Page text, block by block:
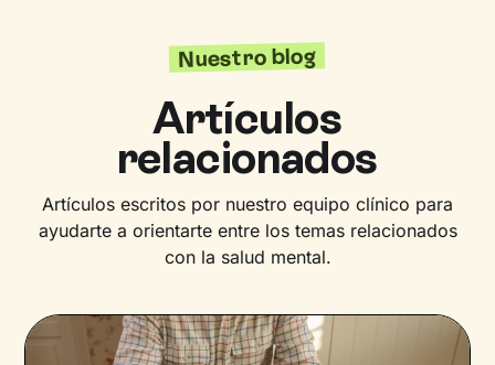
Nuestro blog
Artículos
relacionados
Artículos escritos por nuestro equipo clínico para
ayudarte a orientarte entre los temas relacionados
con la salud mental.